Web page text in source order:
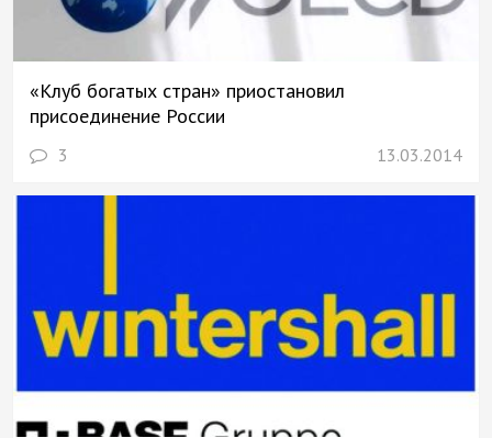
«Клуб богатых стран» приостановил
присоединение России
3 13.03.2014